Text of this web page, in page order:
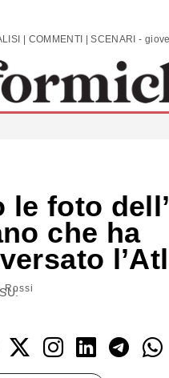
content ANALISI |
le foto
che ha
Rossi